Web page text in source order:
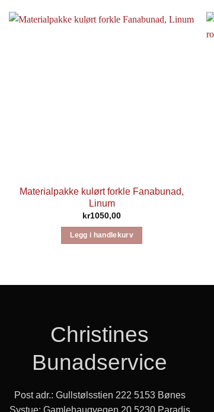
Materialpakke kulørt forkle Fanabunad,
Linum
kr1050,00
Legg i handlekurv
Christines
Bunadservice
Post adr.: Gullstølsstien 222 5153 Bønes
Systue: Gamlehaugvegen 20 5230 Paradis